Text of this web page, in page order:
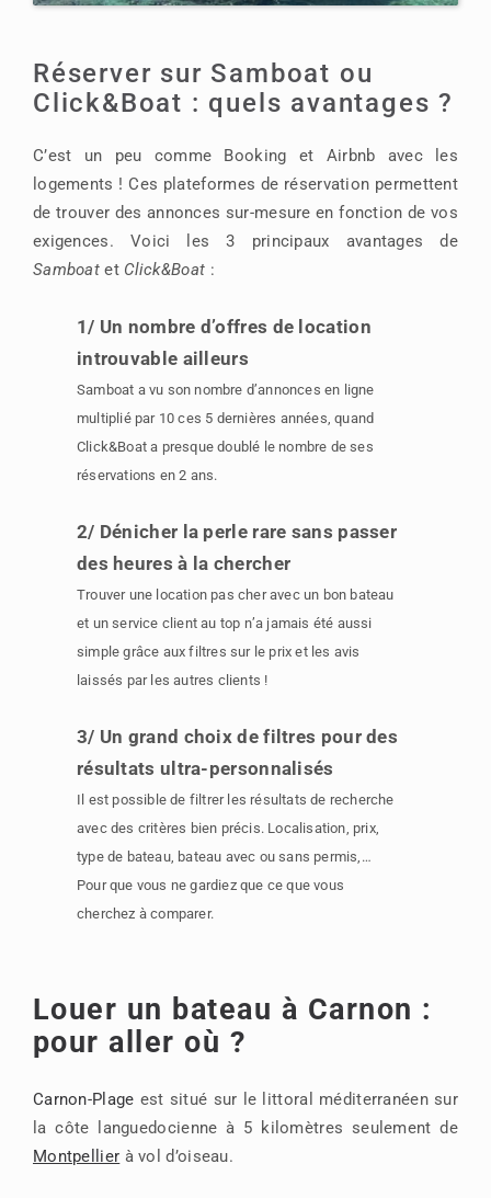
Réserver sur Samboat ou
Click&Boat : quels avantages ?
C’est un peu comme Booking et Airbnb avec les
logements ! Ces plateformes de réservation permettent
de trouver des annonces sur-mesure en fonction de vos
exigences. Voici les 3 principaux avantages de
Samboat et Click&Boat :
1/ Un nombre d’offres de location
introuvable ailleurs
Samboat a vu son nombre d’annonces en ligne
multiplié par 10 ces 5 dernières années, quand
Click&Boat a presque doublé le nombre de ses
réservations en 2 ans.
2/ Dénicher la perle rare sans passer
des heures à la chercher
Trouver une location pas cher avec un bon bateau
et un service client au top n’a jamais été aussi
simple grâce aux filtres sur le prix et les avis
laissés par les autres clients !
3/ Un grand choix de filtres pour des
résultats ultra-personnalisés
Il est possible de filtrer les résultats de recherche
avec des critères bien précis. Localisation, prix,
type de bateau, bateau avec ou sans permis,…
Pour que vous ne gardiez que ce que vous
cherchez à comparer.
Louer un bateau à Carnon :
pour aller où ?
Carnon-Plage est situé sur le littoral méditerranéen sur
la côte languedocienne à 5 kilomètres seulement de
Montpellier à vol d’oiseau.